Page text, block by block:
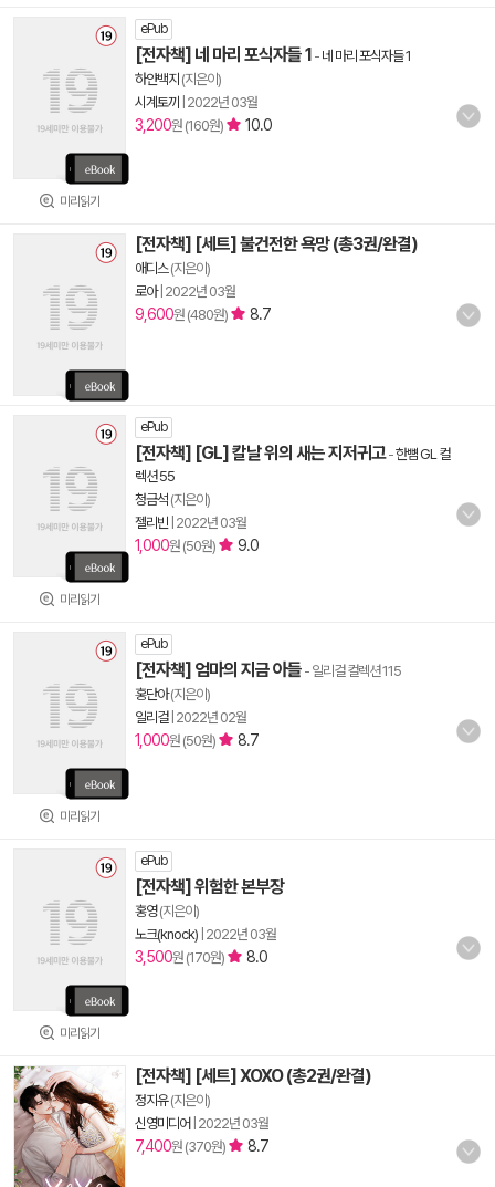
미리읽기
ePub
[전자책] 네 마리 포식자들 1 - 네 마리 포식자들 1
하얀백지 (지은이)
시계토끼
2022년 03월
3,200원 (160원) 10.0
[전자책] [세트] 불건전한 욕망 (총3권/완결)
애디스(지은이)
로아| 2022년 03월
9,600원 (480원) 8.7
미리읽기
ePub
[전자책] [GL] 칼날 위의 새는 지저귀고-한뼘 GL 컬
렉션 55
청금석 (지은이)
젤리빈 2022년 03월
1,000원 (50원) 9.0
미리읽기
ePub
[전자책] 엄마의 지금 아들 - 일리걸 컬렉션 115
홍단아(지은이)
일리걸| 2022년 02월
1,000원 (50원) 8.7
미리읽기
ePub
[전자책] 위험한 본부장
홍영(지은이)
노크(knock) 2022년 03월
3,500원 (170원) 8.0
[전자책] [세트] XOXO (총2권/완결)
정지유(지은이)
신영미디어 2022년 03월
7,400원 (370원) 8.7